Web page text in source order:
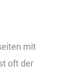
mit
oft der